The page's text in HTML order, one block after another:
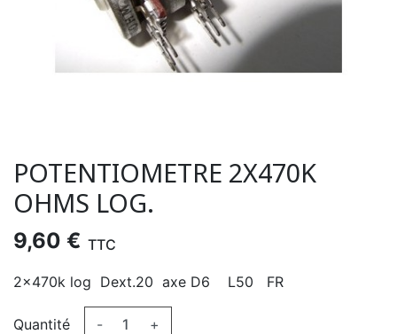
POTENTIOMETRE 2X470K
OHMS LOG.
9,60 € TTC
2x470k log Dext.20 axe D6 L50 FR
Quantité - +